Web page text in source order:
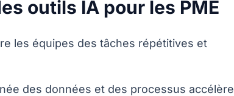
outils IA pour les PME
les équipes des tâches répétitives et
des données et des processus accélère